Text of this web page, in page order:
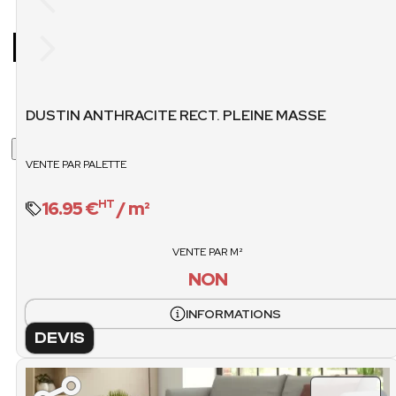
RECHERCHER
DUSTIN ANTHRACITE RECT. PLEINE MASSE
VENTE PAR PALETTE
16.95 €HT / m²
VENTE PAR M²
NON
INFORMATIONS
DEVIS